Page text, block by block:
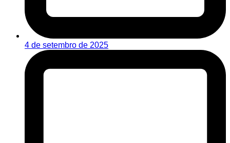
4 de setembro de 2025